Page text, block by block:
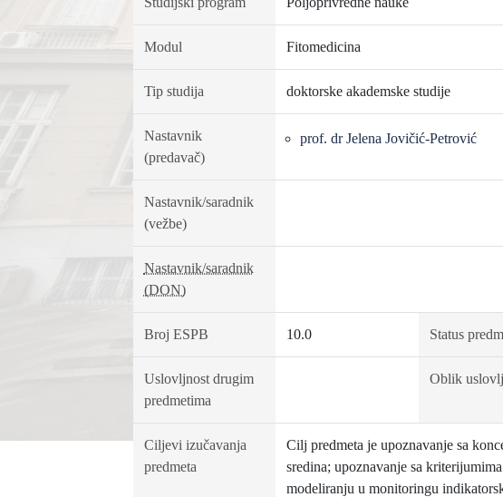
Modul Fitomedicina
Tip studija doktorske akademske studije
Nastavnik
(predavač)
prof. dr Jelena Jovičić-Petrović
Nastavnik/saradnik
(vežbe)
Nastavnik/saradnik
(DON)
Broj ESPB 10.0 Status
Uslovljnost drugim
predmetima
Oblik
Ciljevi izučavanja
predmeta
Cilj predmeta je upoznavanje sa
sredina; upoznavanje sa
modeliranju u monitoringu